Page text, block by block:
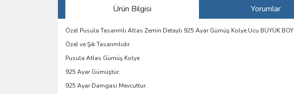
Ürün Bilgisi Yorumlar
Özel Pusula Tasarımlı Atlas Zemin Detaylı 925 Ayar Gümüş Kolye Ucu BÜYÜK BOY
Özel ve Şık Tasarımlıdır
Pusula Atlas Gümüş Kolye
925 Ayar Gümüştür.
925 Ayar Damgası Mevcuttur.